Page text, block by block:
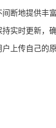
断地提供丰
实时更新，
上传自己的